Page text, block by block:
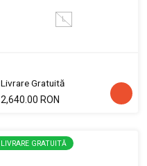
L
Livrare Gratuită
2,640.00 RON
LIVRARE GRATUITĂ